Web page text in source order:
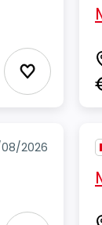
Ajouter
2026